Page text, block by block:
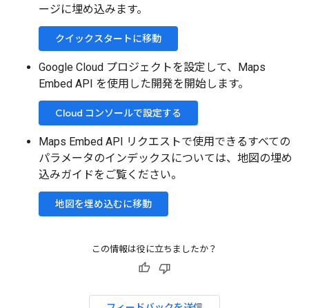
ージに埋め込みます。
クイックスタートに移動
Google Cloud プロジェクトを設定して、Maps
Embed API を使用した開発を開始します。
Cloud コンソールで設定する
Maps Embed API リクエストで使用できるすべての
パラメータのインデックスについては、地図の埋め
込みガイドをご覧ください。
地図を埋め込むに移動
この情報は役に立ちましたか？